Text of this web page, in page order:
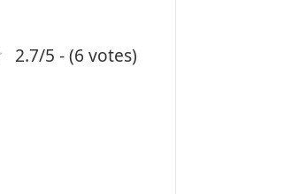
2.7/5 - (6 votes)